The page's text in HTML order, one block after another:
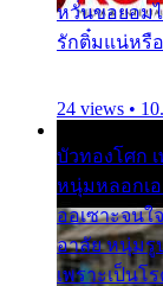
หวั่นขอยอมไ
รักติ๋มแน่หรื
24 views •
บัวทองโศก
หนุ่มหลอกเอ
ออเซาะจนใ
อาลัย หนุ่มรู
เพราะเป็นโ